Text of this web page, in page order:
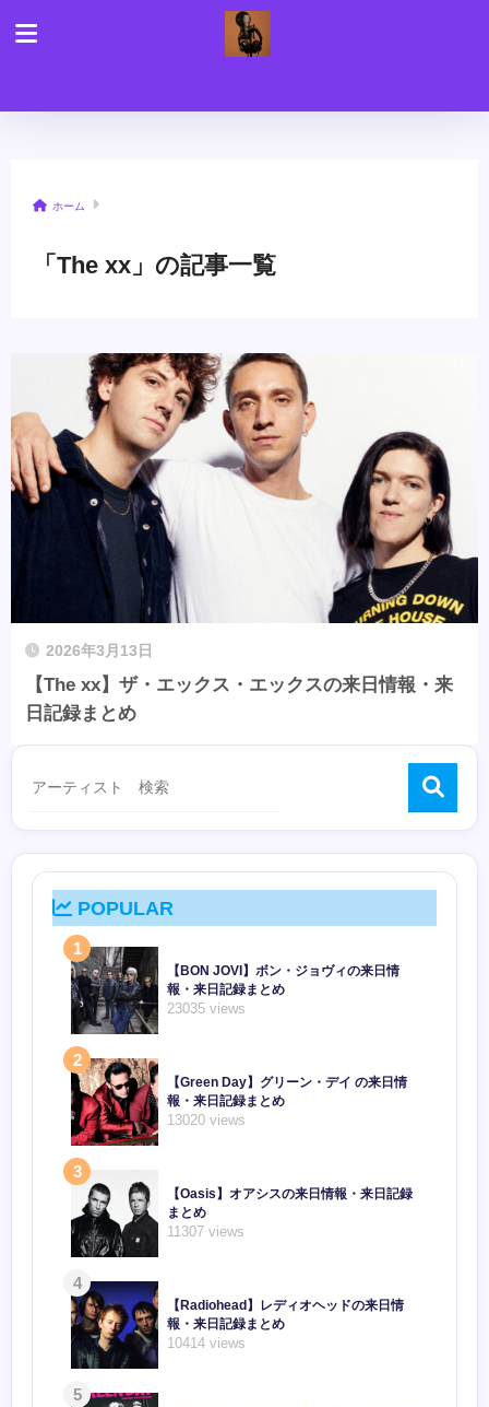
ホーム
「The xx」の記事一覧
2026年3月13日
【The xx】ザ・エックス・エックスの来日情報・来
日記録まとめ
POPULAR
1
【BON JOVI】ボン・ジョヴィの来日情
報・来日記録まとめ
23035 views
2
【Green Day】グリーン・デイ の来日情
報・来日記録まとめ
13020 views
3
【Oasis】オアシスの来日情報・来日記録
まとめ
11307 views
4
【Radiohead】レディオヘッドの来日情
報・来日記録まとめ
10414 views
5